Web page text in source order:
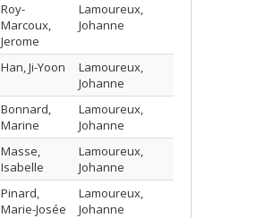
Roy-
Marcoux,
Jerome
Lamoureux,
Johanne
Han, Ji-Yoon
Lamoureux,
Johanne
Bonnard,
Marine
Lamoureux,
Johanne
Masse,
Isabelle
Lamoureux,
Johanne
Pinard,
Marie-Josée
Lamoureux,
Johanne